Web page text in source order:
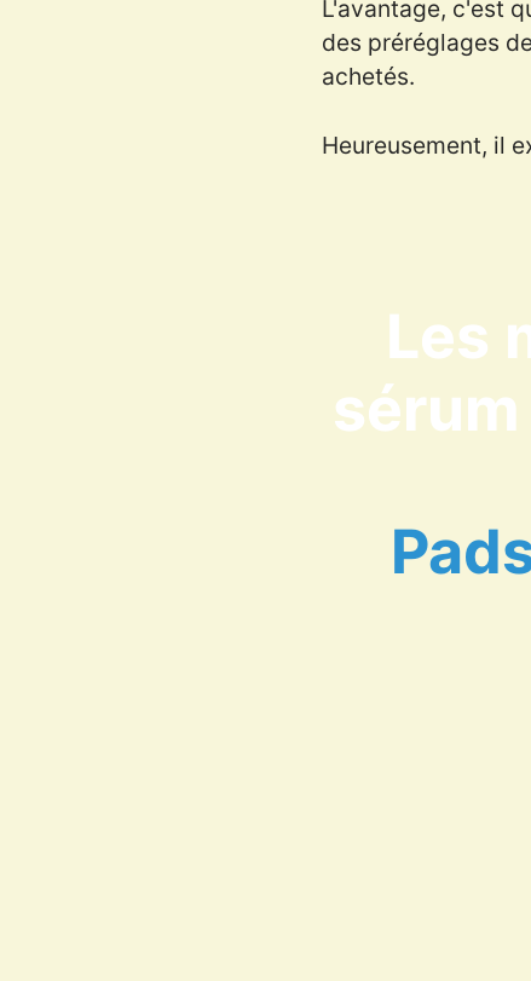
L'avantage, c'est
des préréglages
achetés.
Heureusement, il
Les